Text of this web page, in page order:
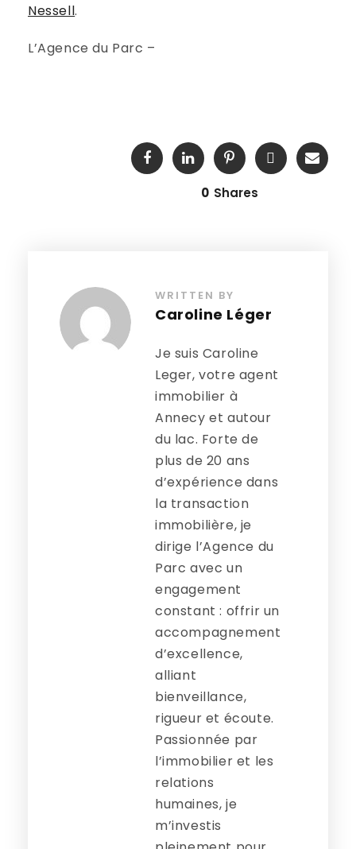
Nessell.
L’Agence du Parc –
0 Shares
WRITTEN BY
Caroline Léger
Je suis Caroline
Leger, votre agent
immobilier à
Annecy et autour
du lac. Forte de
plus de 20 ans
d’expérience dans
la transaction
immobilière, je
dirige l’Agence du
Parc avec un
engagement
constant : offrir un
accompagnement
d’excellence,
alliant
bienveillance,
rigueur et écoute.
Passionnée par
l’immobilier et les
relations
humaines, je
m’investis